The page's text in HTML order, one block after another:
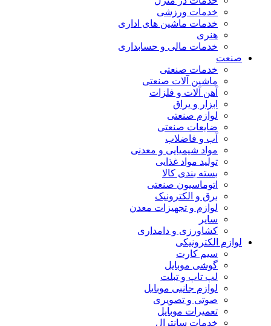
خدمات ورزشی
خدمات ماشین های اداری
هنری
خدمات مالی و حسابداری
صنعت
خدمات صنعتی
ماشین آلات صنعتی
آهن آلات و فلزات
ابزار و یراق
لوازم صنعتی
ضایعات صنعتی
آب و فاضلاب
مواد شیمیایی و معدنی
تولید مواد غذایی
بسته بندی کالا
اتوماسیون صنعتی
برق و الکترونیک
لوازم و تجهیزات معدن
سایر
کشاورزی و دامداری
لوازم الکترونیکی
سیم کارت
گوشی موبایل
لپ تاپ و تبلت
لوازم جانبی موبایل
صوتی و تصویری
تعمیرات موبایل
خدمات سانترال